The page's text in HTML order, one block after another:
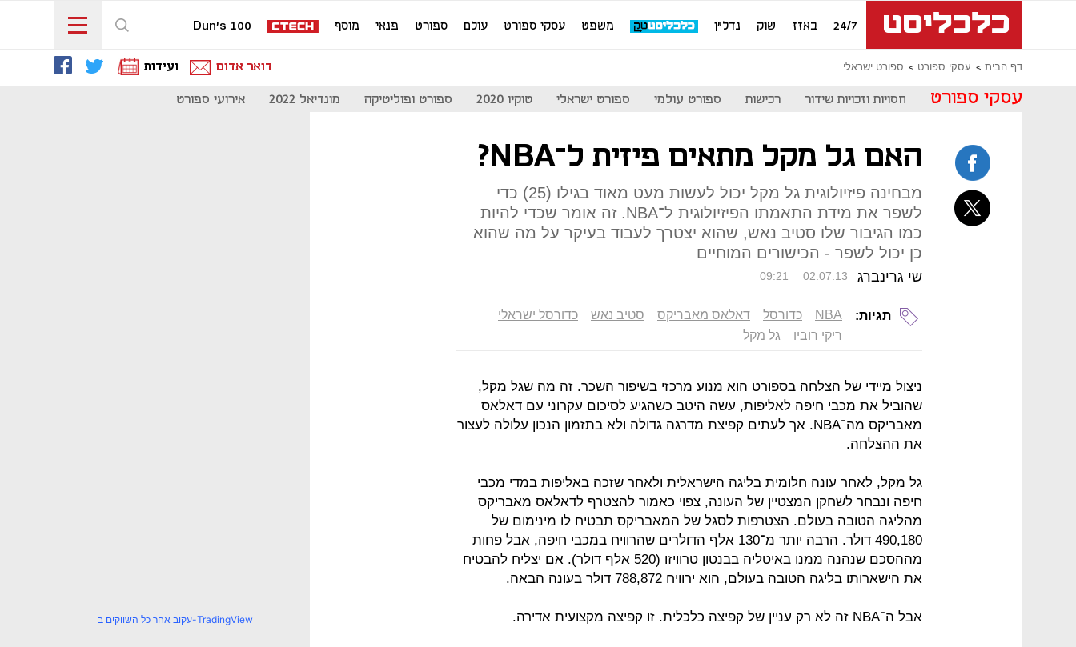
24/7 באזז שוק נדל"ן משפט עסקי ספורט עולם ספורט פנאי מוסף Dun's 100
דף הבית עסקי ספורט ספורט ישראלי דואר אדום ועידות
עסקי ספורט חסויות וזכויות שידור רכישות ספורט עולמי ספורט ישראלי טוקיו 2020 ספורט ופוליטיקה מונדיאל 2022 אירועי ספורט
האם גל מקל מתאים פיזית ל־NBA?
מבחינה פיזיולוגית גל מקל יכול לעשות מעט מאוד בגילו (25) כדי
לשפר את מידת התאמתו הפיזיולוגית ל־NBA. זה אומר שכדי להיות
כמו הגיבור שלו סטיב נאש, שהוא יצטרך לעבוד בעיקר על מה שהוא
כן יכול לשפר - הכישורים המוחיים
שי גרינברג 09:21 02.07.13
תגיות: NBA כדורסל דאלאס מאבריקס סטיב נאש
כדורסל ישראלי
ריקי רוביו
גל מקל
ניצול מיידי של הצלחה בספורט הוא מנוע מרכזי בשיפור השכר. זה מה שגל מקל,
שהוביל את מכבי חיפה לאליפות, עשה היטב כשהגיע לסיכום עקרוני עם דאלאס
מאבריקס מה־NBA. אך לעתים קפיצת מדרגה גדולה ולא בתזמון הנכון עלולה לעצור
את ההצלחה.
גל מקל, לאחר עונה חלומית בליגה הישראלית ולאחר שזכה באליפות במדי מכבי
חיפה ונבחר לשחקן המצטיין של העונה, צפוי כאמור להצטרף לדאלאס מאבריקס
מהליגה הטובה בעולם. הצטרפות לסגל של המאבריקס תבטיח לו מינימום של
490,180 דולר. הרבה יותר מ־130 אלף הדולרים שהרוויח במכבי חיפה, אבל פחות
מההסכם שנהנה ממנו באיטליה בבנטון טרוויזו (520 אלף דולר). אם יצליח להבטיח
את הישארותו בליגה הטובה בעולם, הוא ירוויח 788,872 דולר בעונה הבאה.
אבל ה־NBA זה לא רק עניין של קפיצה כלכלית. זו קפיצה מקצועית אדירה. עקוב אחר כל השווקים ב-TradingView